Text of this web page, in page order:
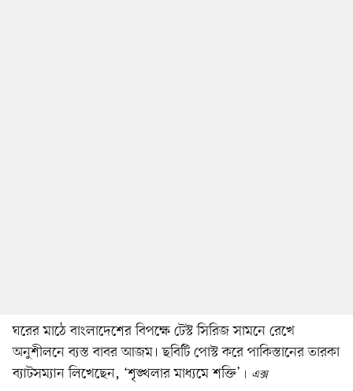
ঘরের মাঠে বাংলাদেশের বিপক্ষে টেস্ট সিরিজ সামনে রেখে
অনুশীলনে ব্যস্ত বাবর আজম। ছবিটি পোস্ট করে পাকিস্তানের তারকা
ব্যাটসম্যান লিখেছেন, ‘শৃঙ্খলার মাধ্যমে শক্তি’
এক্স